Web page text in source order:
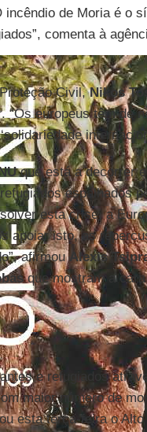
de Moria é o
comenta à
Civil,Nikos
“Os europeus têm de
que está a decorrer
espalhados
esta crise, a
apoiar isto, as
afirmouAlexis
que mostram a
e refugiados
maior número de
esta terça-feira o